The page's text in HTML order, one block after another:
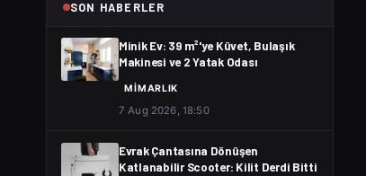
SON HABERLER
Minik Ev: 39 m²'ye Küvet, Bulaşık
Makinesi ve 2 Yatak Odası
MIMARLIK
7 Aug 2026, 18:50
Evrak Çantasına Dönüşen
Katlanabilir Scooter: Kilit Derdi Bitti